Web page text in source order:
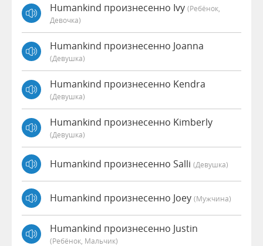
Humankind произнесенно Ivy (Ребёнок,
Девочка)
Humankind произнесенно Joanna
(девушка)
Humankind произнесенно Kendra
(девушка)
Humankind произнесенно Kimberly
(девушка)
Humankind произнесенно Salli (девушка)
Humankind произнесенно Joey (мужчина)
Humankind произнесенно Justin
(Ребёнок, Мальчик)